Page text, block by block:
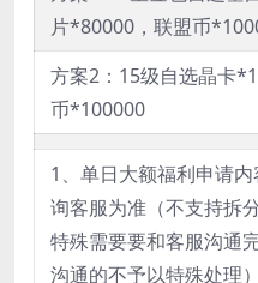
片*80000，联盟币
方案2：15级自选晶卡
币*100000
1、单日大额福利申请
询客服为准（不支持拆
特殊需要要和客服沟通
沟通的不予以特殊处理